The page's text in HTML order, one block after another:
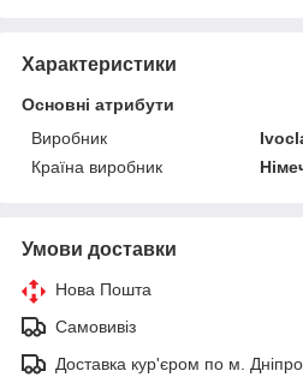
Характеристики
Основні атрибути
Виробник
Країна виробник
Умови доставки
Нова Пошта
Самовивіз
Доставка кур'єром по м. Дніпро